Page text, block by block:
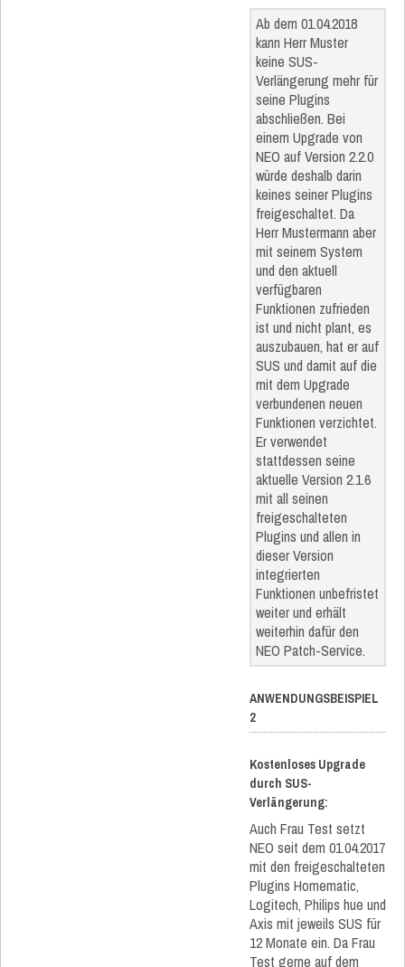
Ab dem 01.04.2018
kann Herr Muster
keine SUS-
Verlängerung mehr für
seine Plugins
abschließen. Bei
einem Upgrade von
NEO auf Version 2.2.0
würde deshalb darin
keines seiner Plugins
freigeschaltet. Da
Herr Mustermann aber
mit seinem System
und den aktuell
verfügbaren
Funktionen zufrieden
ist und nicht plant, es
auszubauen, hat er auf
SUS und damit auf die
mit dem Upgrade
verbundenen neuen
Funktionen verzichtet.
Er verwendet
stattdessen seine
aktuelle Version 2.1.6
mit all seinen
freigeschalteten
Plugins und allen in
dieser Version
integrierten
Funktionen unbefristet
weiter und erhält
weiterhin dafür den
NEO Patch-Service.
ANWENDUNGSBEISPIEL
2
Kostenloses Upgrade
durch SUS-
Verlängerung:
Auch Frau Test setzt
NEO seit dem 01.04.2017
mit den freigeschalteten
Plugins Homematic,
Logitech, Philips hue und
Axis mit jeweils SUS für
12 Monate ein. Da Frau
Test gerne auf dem